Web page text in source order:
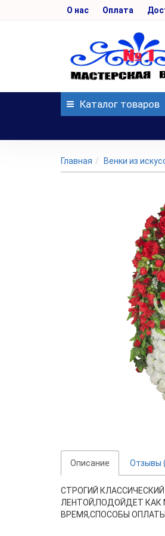
О нас Оплата
Каталог товаров
Главная Венки из
Описание Отзывы
СТРОГИЙ
ЛЕНТОЙ,ПОДОЙДЕТ КАК
ВРЕМЯ,СПОСОБЫ